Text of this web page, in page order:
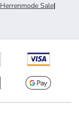
Herrenmode Sale|